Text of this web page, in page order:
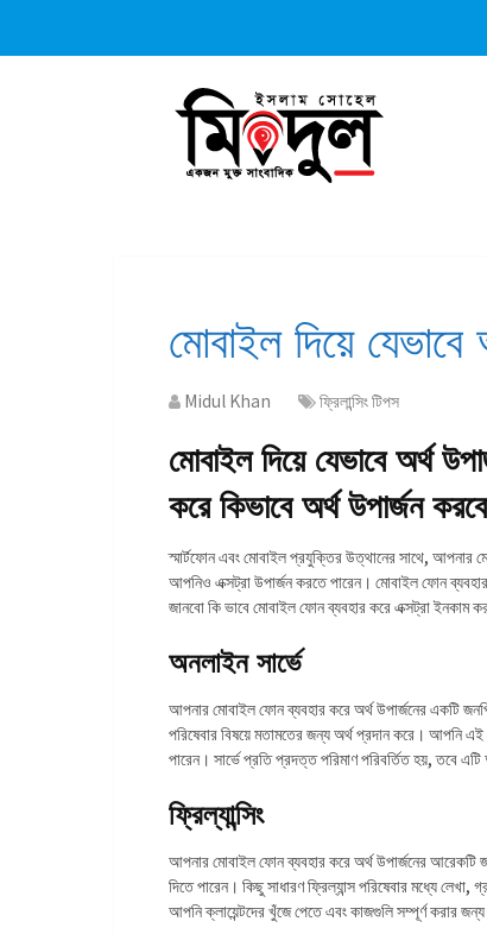
মোবাইল দিয়ে
Midul Khan ফ্রিলান্সিং টিপস
মোবাইল দিয়ে যেভাবে অর্থ
করে কিভাবে অর্থ উপার্জন
স্মার্টফোন এবং মোবাইল প্রযুক্তির উত্থানের সাথে, আপনার
আপনিও এক্সট্রা উপার্জন করতে পারেন। মোবাইল ফোন
জানবো কি ভাবে মোবাইল ফোন ব্যবহার করে এক্সট্রা ইনকাম
অনলাইন সার্ভে
আপনার মোবাইল ফোন ব্যবহার করে অর্থ উপার্জনের একটি
পরিষেবার বিষয়ে মতামতের জন্য অর্থ প্রদান করে। আপনি
পারেন। সার্ভে প্রতি প্রদত্ত পরিমাণ পরিবর্তিত হয়, তবে
ফ্রিল্যান্সিং
আপনার মোবাইল ফোন ব্যবহার করে অর্থ উপার্জনের আরেকটি
দিতে পারেন। কিছু সাধারণ ফ্রিল্যান্স পরিষেবার মধ্যে
আপনি ক্লায়েন্টদের খুঁজে পেতে এবং কাজগুলি সম্পূর্ণ